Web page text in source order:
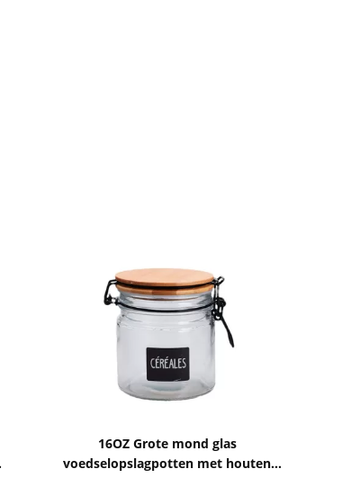
16OZ Grote mond glas
voedselopslagpotten met houten